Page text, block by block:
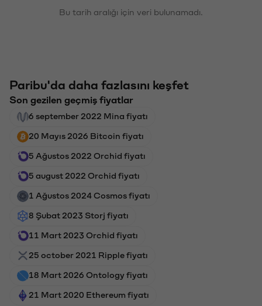
Bu tarih aralığı için veri bulunamadı.
Paribu'da daha fazlasını keşfet
Son gezilen geçmiş fiyatlar
6 september 2022 Mina fiyatı
20 Mayıs 2026 Bitcoin fiyatı
5 Ağustos 2022 Orchid fiyatı
5 august 2022 Orchid fiyatı
1 Ağustos 2024 Cosmos fiyatı
8 Şubat 2023 Storj fiyatı
11 Mart 2023 Orchid fiyatı
25 october 2021 Ripple fiyatı
18 Mart 2026 Ontology fiyatı
21 Mart 2020 Ethereum fiyatı